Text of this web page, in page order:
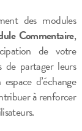
des modules
Commentaire,
de votre
partager leurs
d’échange
à renforcer